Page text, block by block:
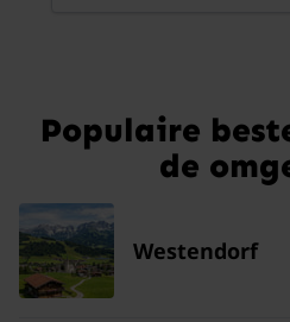
Populaire
de
Westendorf